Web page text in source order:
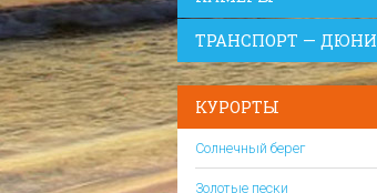
ТРАНСПОРТ — ДЮНИ
КУРОРТЫ
Солнечный берег
Золотые пески